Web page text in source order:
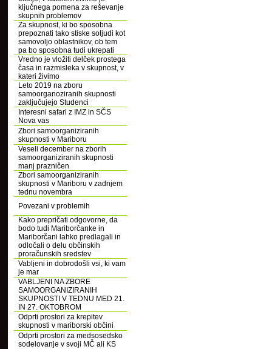
ključnega pomena za reševanje
skupnih problemov
Za skupnost, ki bo sposobna
prepoznati tako stiske soljudi kot
samovoljo oblastnikov, ob tem
pa bo sposobna tudi ukrepati
Vredno je vložiti delček prostega
časa in razmisleka v skupnost, v
kateri živimo
Leto 2019 na zboru
samoorganoziranih skupnosti
zaključujejo Studenci
Interesni safari z IMZ in SČS
Nova vas
Zbori samoorganiziranih
skupnosti v Mariboru
Veseli december na zborih
samoorganiziranih skupnosti
manj prazničen
Zbori samoorganiziranih
skupnosti v Mariboru v zadnjem
tednu novembra
Povezani v problemih
Kako prepričati odgovorne, da
bodo tudi Mariborčanke in
Mariborčani lahko predlagali in
odločali o delu občinskih
proračunskih sredstev
Vabljeni in dobrodošli vsi, ki vam
je mar
VABLJENI NA ZBORE
SAMOORGANIZIRANIH
SKUPNOSTI V TEDNU MED 21.
IN 27. OKTOBROM
Odprti prostori za krepitev
skupnosti v mariborski občini
Odprti prostori za medsosedsko
sodelovanje v svoji MČ ali KS